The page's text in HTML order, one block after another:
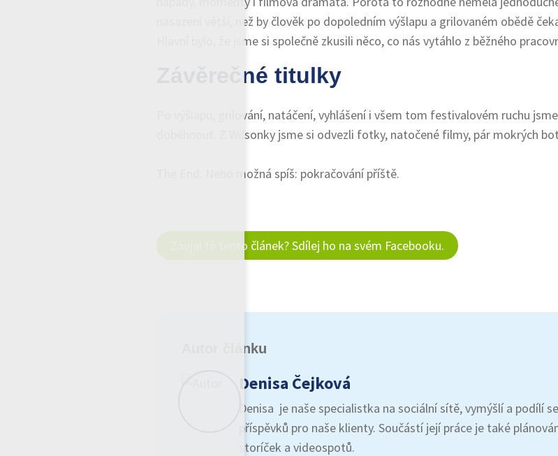
nasazení větší, než by člověk po dopoledním výšlapu a grilovaném obědě
Hlavní bylo, že jsme si společně zkusili něco, co nás vytáhlo z běžného
Závěrečné titulky
Po výšlapu, grilování, natáčení, vyhlášení i všem tom festivalovém ruchu
doběhnout. Z Wilsonky jsme si odvezli fotky, natočené filmy, pár mokrých
The End. Nebo možná spíš: pokračování příště.
Zaujal tě tento článek? Sdílej ho na svém Facebooku.
Autor článku
Denisa Čejková
Denisa je naše specialistka na sociální sítě, vymýšlí a podílí
příspěvků pro naše klienty. Součástí její práce je také
storíček a videospotů.